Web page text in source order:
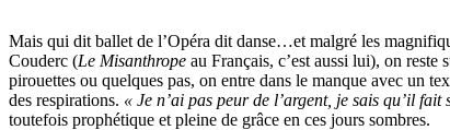
Mais qui dit ballet de l’Opéra dit danse…et malgré les
Couderc (Le Misanthrope au Français, c’est aussi lui), on reste
pirouettes ou quelques pas, on entre dans le manque avec un
des respirations. « Je n’ai pas peur de l’argent, je sais qu’il fait
toutefois prophétique et pleine de grâce en ces jours sombres.